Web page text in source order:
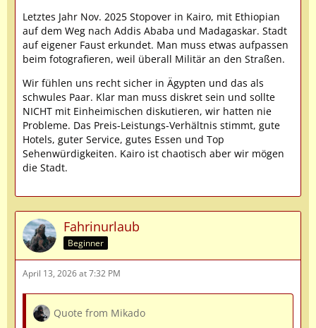
Letztes Jahr Nov. 2025 Stopover in Kairo, mit Ethiopian
auf dem Weg nach Addis Ababa und Madagaskar. Stadt
auf eigener Faust erkundet. Man muss etwas aufpassen
beim fotografieren, weil überall Militär an den Straßen.
Wir fühlen uns recht sicher in Ägypten und das als
schwules Paar. Klar man muss diskret sein und sollte
NICHT mit Einheimischen diskutieren, wir hatten nie
Probleme. Das Preis-Leistungs-Verhältnis stimmt, gute
Hotels, guter Service, gutes Essen und Top
Sehenwürdigkeiten. Kairo ist chaotisch aber wir mögen
die Stadt.
Fahrinurlaub
Beginner
April 13, 2026 at 7:32 PM
Quote from Mikado